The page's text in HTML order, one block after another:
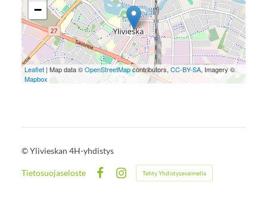
−
Leaflet| Map data ©OpenStreetMapcontributors, CC-BY-SA, Imagery ©
Mapbox
©Ylivieskan 4H-yhdistys
Tietosuojaseloste
Instagram
Tehty Yhdistysavaimella